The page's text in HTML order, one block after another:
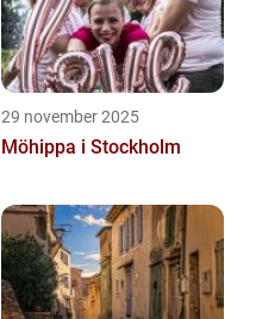
29 november 2025
Möhippa i Stockholm